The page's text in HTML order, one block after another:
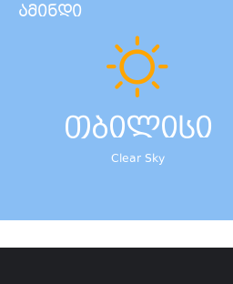
ამინდი
თბილისი
Clear Sky